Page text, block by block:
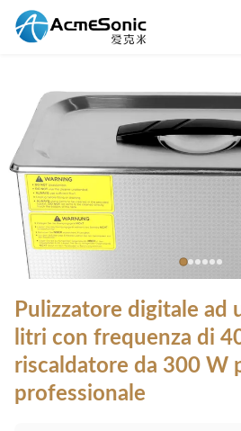
Pulizzatore digitale ad
litri con frequenza di
riscaldatore da 300 W
professionale